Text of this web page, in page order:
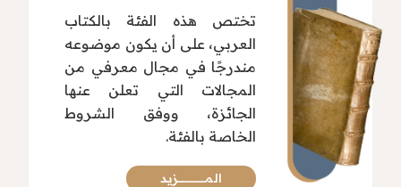
تختص هذه الفئة بالكتاب
العربي، على أن يكون موضوعه
مندرجًا في مجال معرفي من
المجالات التي تعلن عنها
الجائزة، ووفق الشروط
الخاصة بالفئة.
المـــــــــــــــزيد